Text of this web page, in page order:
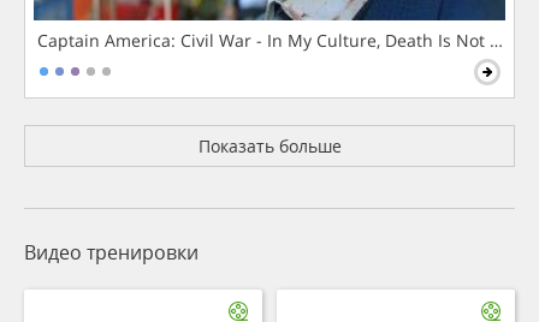
Captain America: Civil War - In My Culture, Death Is Not The
Показать больше
Видео тренировки